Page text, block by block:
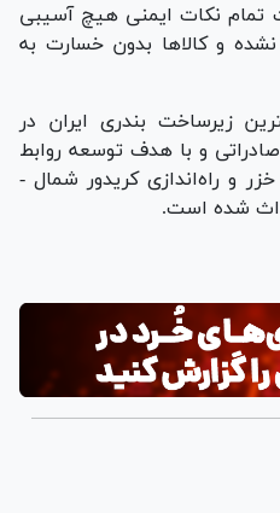
تمام نکات ایمنی هیچ آسیبی
و کالا‌ها بدون خسارت به
زیرساخت بندری ایران در
و با هدف توسعه روابط
و راه‌اندازی کریدور شمال -
شده است.